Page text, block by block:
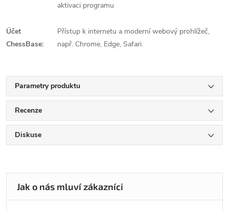
aktivaci programu
Účet
ChessBase:
Přístup k internetu a moderní webový prohlížeč,
např. Chrome, Edge, Safari.
Parametry produktu
Recenze
Diskuse